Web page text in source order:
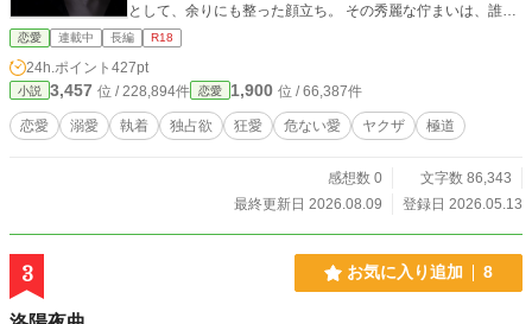
として、余りにも整った顔立ち。 その秀麗な佇まいは、誰も
が寒気を覚えるほど冷たい危険な色気を纏っている。 一方、
立花会、雑用新人構成員。 冬美さく（ふゆみさく）／27歳／
162cm。 凛音と苗字が同じだが、ただの偶然。 周囲の影響で
関西弁がうつったエセ。 「関西弁は強そう」、という妙な思
想を持っている。 鈍感、無自覚、度胸あり。本人にそれらの
自覚は全くない。 「究極の愛って、何だと思いますか？」
心臓刺して、自分のも刺して、一緒に死ぬこと。全部ぐちゃ
ぐちゃになって、血まで溶け合うこと。それが究極だと思
し狂っている。 だから優しくて、焦れったくて、甘ったるく
て、危うい。 その関係が、いつの間にか絡みついて離れな
恋愛 連載中 長編 R18
24h.ポイント 427pt
小説 3,457 位 / 228,894件 恋愛 1,900 位 / 66,387件
恋愛 溺愛 執着 独占欲 狂愛 危ない愛 ヤクザ 極道
感想数 0
文字数 86,343
最終更新日 2026.08.09
登録日 2026.05.13
3 お気に入り追加 8